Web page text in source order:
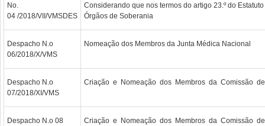
No.
04 /2018/VII/VMSDES
Considerando que nos termos do artigo 23.º do
Órgãos de Soberania
Despacho N.o
06/2018/X/VMS
Nomeação dos Membros da Junta Médica Nacional
Despacho N.o
07/2018/XI/VMS
Criação e Nomeação dos Membros da Comissão de
Despacho N.o 08
Criação e Nomeação dos Membros da Comissão